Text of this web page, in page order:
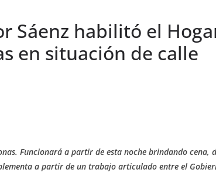
Sáenz habilitó el
en situación de calle
Funcionará a partir de esta noche brindando cena,
a partir de un trabajo articulado entre el